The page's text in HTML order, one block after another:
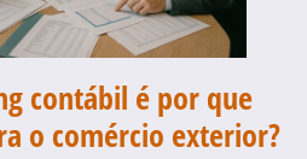
contábil é por que
o comércio exterior?